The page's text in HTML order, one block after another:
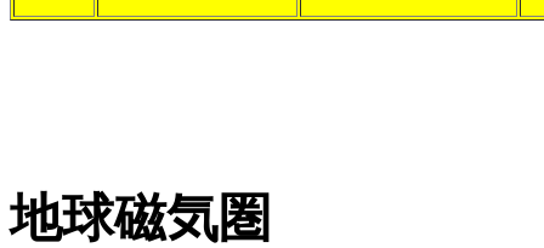
地球磁気圏